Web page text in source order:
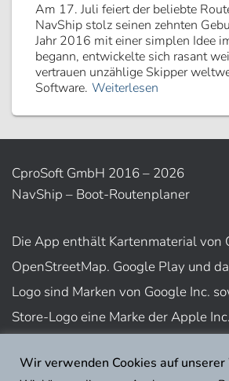
Am 17. Juli feiert der beliebte
NavShip stolz seinen zehnten
Jahr 2016 mit einer simplen Idee
begann, entwickelte sich rasant
vertrauen unzählige Skipper
Software. Weiterlesen
CproSoft GmbH 2016 – 2026
NavShip – Boot-Routenplaner
Die App enthält Kartenmaterial von
OpenStreetMap. Google Play und
Logo sind Marken von Google Inc.
Store-Logo eine Marke der Apple Inc.
Nutzungsbedingungen
Wir verwenden Cookies auf